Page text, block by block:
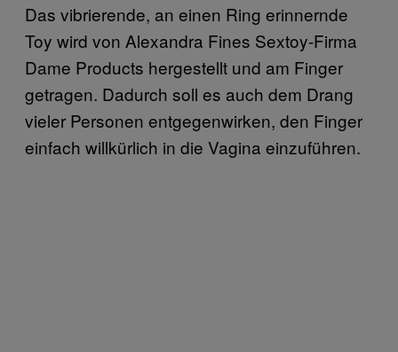
Das vibrierende, an einen Ring erinnernde
Toy wird von Alexandra Fines Sextoy-Firma
Dame Products hergestellt und am Finger
getragen. Dadurch soll es auch dem Drang
vieler Personen entgegenwirken, den Finger
einfach willkürlich in die Vagina einzuführen.